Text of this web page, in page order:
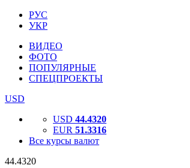
РУС
УКР
ВИДЕО
ФОТО
ПОПУЛЯРНЫЕ
СПЕЦПРОЕКТЫ
USD
USD 44.4320
EUR 51.3316
Все курсы валют
44.4320